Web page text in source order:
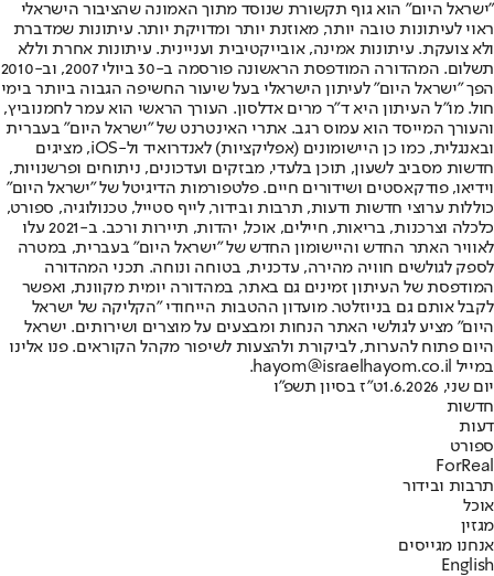
"ישראל היום" הוא גוף תקשורת שנוסד מתוך האמונה שהציבור הישראלי
ראוי לעיתונות טובה יותר, מאוזנת יותר ומדויקת יותר. עיתונות שמדברת
ולא צועקת. עיתונות אמינה, אובייקטיבית ועניינית. עיתונות אחרת וללא
תשלום. המהדורה המודפסת הראשונה פורסמה ב-30 ביולי 2007, וב-2010
הפך "ישראל היום" לעיתון הישראלי בעל שיעור החשיפה הגבוה ביותר בימי
חול. מו"ל העיתון היא ד"ר מרים אדלסון. העורך הראשי הוא עמר לחמנוביץ,
והעורך המייסד הוא עמוס רגב. אתרי האינטרנט של "ישראל היום" בעברית
ובאנגלית, כמו כן היישומונים (אפליקציות) לאנדרואיד ול-iOS, מציגים
חדשות מסביב לשעון, תוכן בלעדי, מבזקים ועדכונים, ניתוחים ופרשנויות,
וידיאו, פודקאסטים ושידורים חיים. פלטפורמות הדיגיטל של "ישראל היום"
כוללות ערוצי חדשות ודעות, תרבות ובידור, לייף סטייל, טכנולוגיה, ספורט,
כלכלה וצרכנות, בריאות, חיילים, אוכל, יהדות, תיירות ורכב. ב-2021 עלו
לאוויר האתר החדש והיישומון החדש של "ישראל היום" בעברית, במטרה
לספק לגולשים חוויה מהירה, עדכנית, בטוחה ונוחה. תכני המהדורה
המודפסת של העיתון זמינים גם באתר, במהדורה יומית מקוונת, ואפשר
לקבל אותם גם בניוזלטר. מועדון ההטבות הייחודי "הקליקה של ישראל
היום" מציע לגולשי האתר הנחות ומבצעים על מוצרים ושירותים. ישראל
היום פתוח להערות, לביקורת ולהצעות לשיפור מקהל הקוראים. פנו אלינו
במייל hayom@israelhayom.co.il.
יום שני, 1.6.2026
ט"ז בסיון תשפ"ו
חדשות
דעות
ספורט
ForReal
תרבות ובידור
אוכל
מגזין
אנחנו מגייסים
English